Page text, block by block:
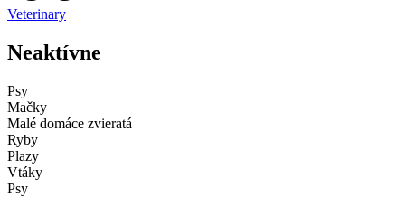
Veterinary
Neaktívne
Psy
Mačky
Malé domáce zvieratá
Ryby
Plazy
Vtáky
Psy